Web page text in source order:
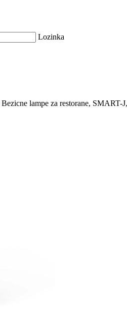
Lozinka
Bezicne lampe za restorane,